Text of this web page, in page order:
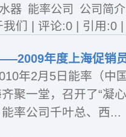
器 能率公司 公司简介
们 | 评论:0 | 引用:0
年度上海促销
年2月5日能率（中
聚一堂，召开了“
率公司千叶总、西...